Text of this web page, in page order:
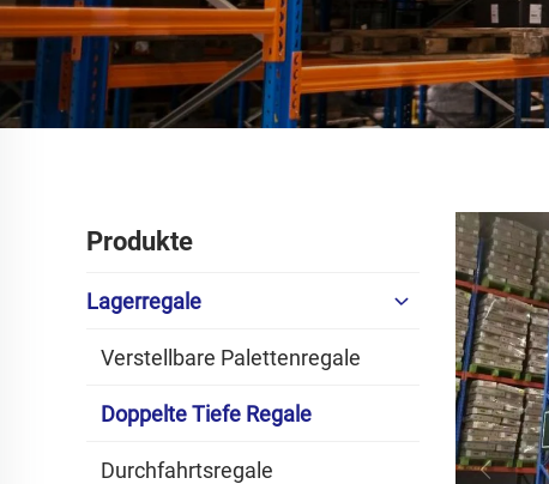
Produkte
Lagerregale
Verstellbare Palettenregale
Doppelte Tiefe Regale
Durchfahrtsregale